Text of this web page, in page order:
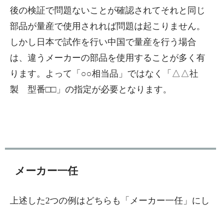
後の検証で問題ないことが確認されてそれと同じ
部品が量産で使用されれば問題は起こりません。
しかし日本で試作を行い中国で量産を行う場合
は、違うメーカーの部品を使用することが多く有
ります。よって「○○相当品」ではなく「△△社
製 型番□□」の指定が必要となります。
メーカー一任
上述した2つの例はどちらも「メーカー一任」にし